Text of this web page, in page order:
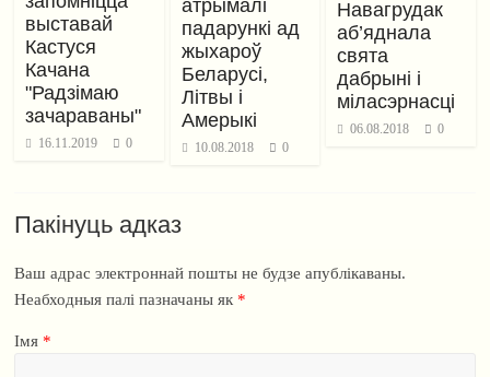
выставай
Кастуся
Качана
"Радзімаю
зачараваны"
16.11.2019 0
атрымалі
падарункі ад
жыхароў
Беларусі,
Літвы і
Амерыкі
10.08.2018 0
Навагрудак
аб’яднала
свята
дабрыні і
міласэрнасці
06.08.2018 0
Пакінуць адказ
Ваш адрас электроннай пошты не будзе апублікаваны.
Неабходныя палі пазначаны як *
Імя *